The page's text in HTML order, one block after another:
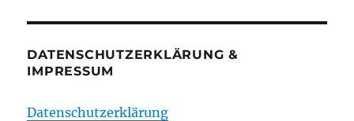
DATENSCHUTZERKLÄRUNG &
IMPRESSUM
Datenschutzerklärung